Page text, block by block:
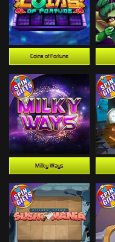
Coins of Fortune
Milky Ways